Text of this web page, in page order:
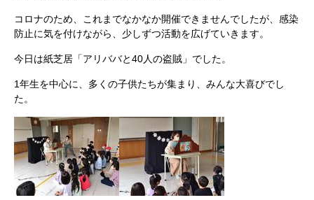
コロナのため、これまでなかなか開催できませんでしたが、感染
防止に気を付けながら、少しずつ活動を広げていきます。
今日は紙芝居「アリババと40人の盗賊」でした。
1年生を中心に、多くの子供たちが集まり、みんな大喜びでし
た。